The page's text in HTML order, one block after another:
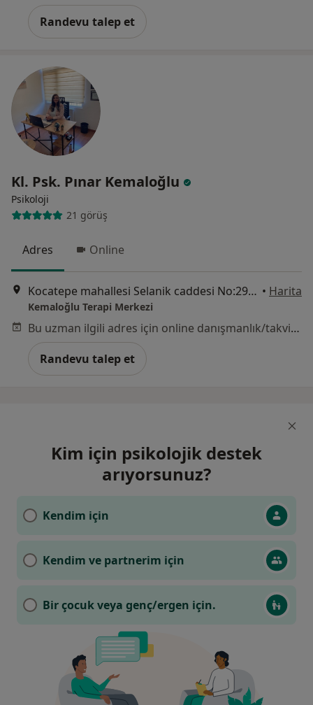
Randevu talep et
Kl. Psk. Pınar Kemaloğlu
Psikoloji
21 görüş
Adres Online
Kocatepe mahallesi Selanik caddesi No:29 Titiz işhanı Kat:4 Kapı no:7, Ankara • Harita
Kemaloğlu Terapi Merkezi
Bu uzman ilgili adres için online danışmanlık/takvim sunmuyor.
Randevu talep et
Kim için psikolojik destek
arıyorsunuz?
Kendim için
Kendim ve partnerim için
Bir çocuk veya genç/ergen için.